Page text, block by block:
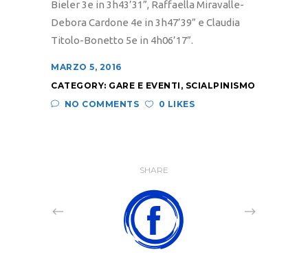
Bieler 3e in 3h43’31”, Raffaella Miravalle-
Debora Cardone 4e in 3h47’39” e Claudia
Titolo-Bonetto 5e in 4h06’17”.
MARZO 5, 2016
CATEGORY: GARE E EVENTI , SCIALPINISMO
NO COMMENTS
0 LIKES
SHARE